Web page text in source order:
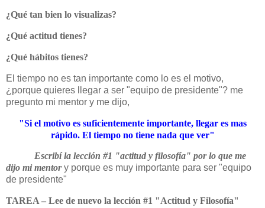
¿Qué tan bien lo visualizas?
¿Qué actitud tienes?
¿Qué hábitos tienes?
El tiempo no es tan importante como lo es el motivo,
¿porque quieres llegar a ser "equipo de presidente"? me
pregunto mi mentor y me dijo,
"Si el motivo es suficientemente importante, llegar es mas
rápido. El tiempo no tiene nada que ver"
Escribí la lección #1 "actitud y filosofía" por lo que me
dijo mi mentory porque es muy importante para ser "equipo
de presidente"
TAREA – Lee de nuevo la lección #1 "Actitud y Filosofía"